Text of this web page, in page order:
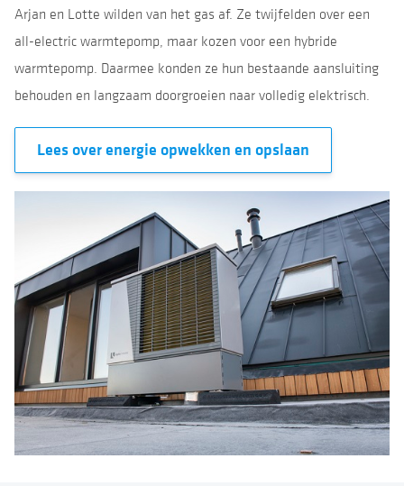
Arjan en Lotte wilden van het gas af. Ze twijfelden over een
all-electric warmtepomp, maar kozen voor een hybride
warmtepomp. Daarmee konden ze hun bestaande aansluiting
behouden en langzaam doorgroeien naar volledig elektrisch.
Lees over energie opwekken en opslaan